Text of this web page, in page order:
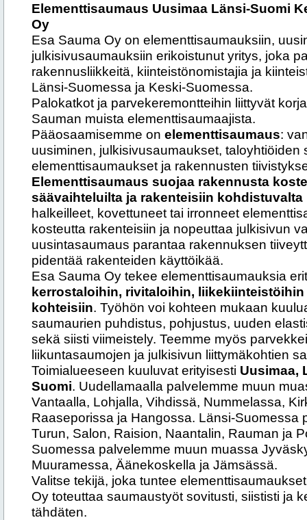
Elementtisaumaus Uusimaa Länsi-Suomi
Oy
Esa Sauma Oy on elementtisaumauksiin,
julkisivusaumauksiin erikoistunut yritys, joka
rakennusliikkeitä, kiinteistönomistajia ja
Länsi-Suomessa ja Keski-Suomessa.
Palokatkot ja parvekeremontteihin liittyvät
Sauman muista elementtisaumaajista.
Pääosaamisemme on elementtisaumaus:
uusiminen, julkisivusaumaukset, taloyhtiöiden
elementtisaumaukset ja rakennusten
Elementtisaumaus suojaa rakennusta
säävaihteluilta ja rakenteisiin kohdistuvalta
halkeilleet, kovettuneet tai irronneet
kosteutta rakenteisiin ja nopeuttaa julkisivun
uusintasaumaus parantaa rakennuksen
pidentää rakenteiden käyttöikää.
Esa Sauma Oy tekee elementtisaumauksia
kerrostaloihin, rivitaloihin,
kohteisiin. Työhön voi kohteen mukaan
saumaurien puhdistus, pohjustus, uuden
sekä siisti viimeistely. Teemme myös
liikuntasaumojen ja julkisivun liittymäkohtien
Toimialueeseen kuuluvat erityisesti Uusimaa,
Suomi. Uudellamaalla palvelemme muun
Vantaalla, Lohjalla, Vihdissä, Nummelassa,
Raaseporissa ja Hangossa. Länsi-Suomessa
Turun, Salon, Raision, Naantalin, Rauman ja
Suomessa palvelemme muun muassa
Muuramessa, Äänekoskella ja Jämsässä.
Valitse tekijä, joka tuntee
Oy toteuttaa saumaustyöt sovitusti, siististi ja
tähdäten.